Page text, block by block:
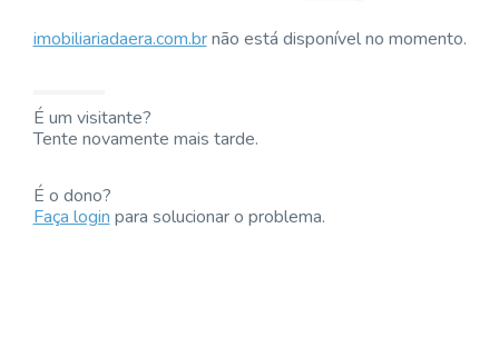
imobiliariadaera.com.brnão está disponível no momento.
É um visitante?
Tente novamente mais tarde.
É o dono?
Faça loginpara solucionar o problema.